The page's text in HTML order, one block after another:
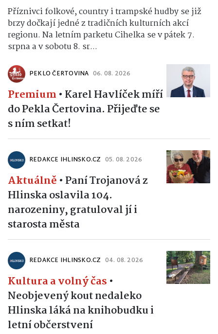
Příznivci folkové, country i trampské hudby se již
brzy dočkají jedné z tradičních kulturních akcí
regionu. Na letním parketu Cihelka se v pátek 7.
srpna a v sobotu 8. sr...
PEKLO ČERTOVINA 06. 08. 2026
Premium • Karel Havlíček míří
do Pekla Čertovina. Přijeďte se
s ním setkat!
REDAKCE IHLINSKO.CZ 05. 08. 2026
Aktuálně • Paní Trojanová z
Hlinska oslavila 104.
narozeniny, gratuloval jí i
starosta města
REDAKCE IHLINSKO.CZ 04. 08. 2026
Kultura a volný čas •
Neobjevený kout nedaleko
Hlinska láká na knihobudku i
letní občerstvení